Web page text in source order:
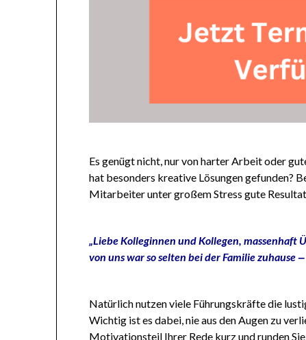
Es genügt nicht, nur von harter Arbeit oder
hat besonders kreative Lösungen gefunden?
Mitarbeiter unter großem Stress gute
„Liebe Kolleginnen und Kollegen,
von uns war so selten bei der Familie
Natürlich nutzen viele Führungskräfte die
Wichtig ist es dabei, nie aus den Augen zu
Motivationsteil Ihrer Rede kurz und runden